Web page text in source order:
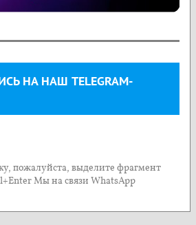
НА НАШ TELEGRAM-
пожалуйста, выделите фрагмент
Мы на связи WhatsApp